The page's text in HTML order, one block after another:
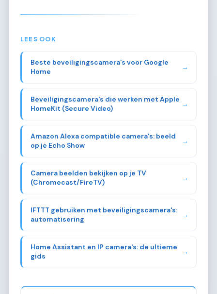
LEES OOK
Beste beveiligingscamera's voor Google
Home
→
Beveiligingscamera's die werken met Apple
HomeKit (Secure Video)
→
Amazon Alexa compatible camera's: beeld
op je Echo Show
→
Camera beelden bekijken op je TV
(Chromecast/FireTV)
→
IFTTT gebruiken met beveiligingscamera's:
automatisering
→
Home Assistant en IP camera's: de ultieme
gids
→